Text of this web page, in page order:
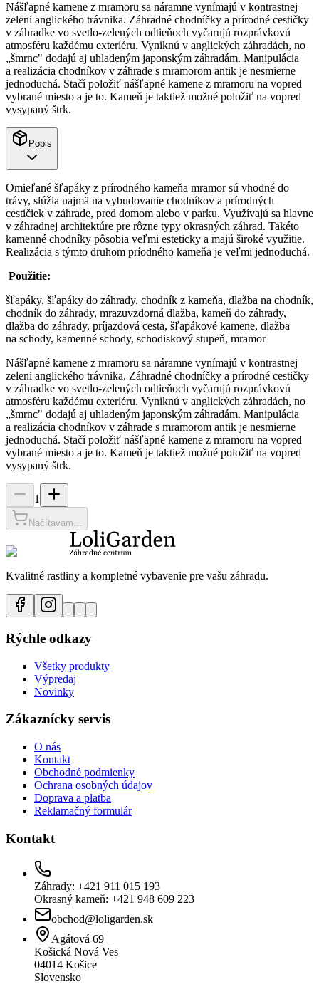
Nášľapné kamene z mramoru sa náramne vynímajú v kontrastnej
zeleni anglického trávnika. Záhradné chodníčky a prírodné cestičky
v záhradke vo svetlo-zelených odtieňoch vyčarujú rozprávkovú
atmosféru každému exteriéru. Vyniknú v anglických záhradách, no
„šmrnc" dodajú aj uhladeným japonským záhradám. Manipulácia
a realizácia chodníkov v záhrade s mramorom antik je nesmierne
jednoduchá. Stačí položiť nášľapné kamene z mramoru na vopred
vybrané miesto a je to. Kameň je taktiež možné položiť na vopred
vysypaný štrk.
Popis
Omieľané šľapáky z prírodného kameňa mramor sú vhodné do
trávy, slúžia najmä na vybudovanie chodníkov a prírodných
cestičiek v záhrade, pred domom alebo v parku. Využívajú sa hlavne
v záhradnej architektúre pre rôzne typy okrasných záhrad. Takéto
kamenné chodníky pôsobia veľmi esteticky a majú široké využitie.
Realizácia s týmto druhom príodného kameňa je veľmi jednoduchá.
Použitie:
šľapáky, šľapáky do záhrady, chodník z kameňa, dlažba na chodník,
chodník do záhrady, mrazuvzdorná dlažba, kameň do záhrady,
dlažba do záhrady, príjazdová cesta, šľapákové kamene, dlažba
na schody, kamenné schody, schodiskový stupeň, mramor
Nášľapné kamene z mramoru sa náramne vynímajú v kontrastnej
zeleni anglického trávnika. Záhradné chodníčky a prírodné cestičky
v záhradke vo svetlo-zelených odtieňoch vyčarujú rozprávkovú
atmosféru každému exteriéru. Vyniknú v anglických záhradách, no
„šmrnc" dodajú aj uhladeným japonským záhradám. Manipulácia
a realizácia chodníkov v záhrade s mramorom antik je nesmierne
jednoduchá. Stačí položiť nášľapné kamene z mramoru na vopred
vybrané miesto a je to. Kameň je taktiež možné položiť na vopred
vysypaný štrk.
1
Načítavam...
Kvalitné rastliny a kompletné vybavenie pre vašu záhradu.
Rýchle odkazy
Všetky produkty
Výpredaj
Novinky
Zákaznícky servis
O nás
Kontakt
Obchodné podmienky
Ochrana osobných údajov
Doprava a platba
Reklamačný formulár
Kontakt
Záhrady: +421 911 015 193
Okrasný kameň: +421 948 609 223
obchod@loligarden.sk
Agátová 69
Košická Nová Ves
04014 Košice
Slovensko